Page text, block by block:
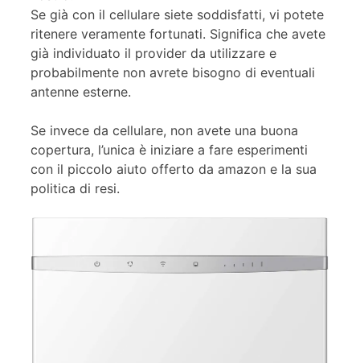
Se già con il cellulare siete soddisfatti, vi potete
ritenere veramente fortunati. Significa che avete
già individuato il provider da utilizzare e
probabilmente non avrete bisogno di eventuali
antenne esterne.
Se invece da cellulare, non avete una buona
copertura, l’unica è iniziare a fare esperimenti
con il piccolo aiuto offerto da amazon e la sua
politica di resi.